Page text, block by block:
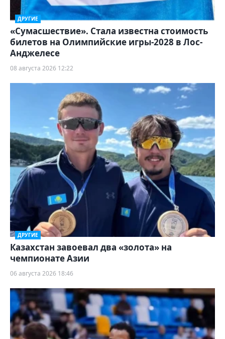
ДРУГИЕ
«Сумасшествие». Стала известна стоимость
билетов на Олимпийские игры-2028 в Лос-
Анджелесе
08 августа 2026 12:22
ДРУГИЕ
Казахстан завоевал два «золота» на
чемпионате Азии
06 августа 2026 18:46